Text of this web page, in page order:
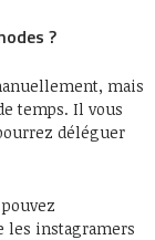
?
mais
temps. Il vous
déléguer
les instagramers